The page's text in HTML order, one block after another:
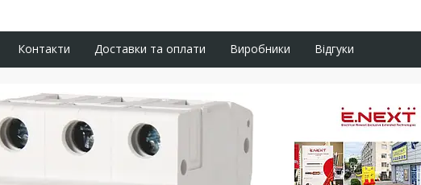
Контакти Доставки та оплати Виробники Відгуки